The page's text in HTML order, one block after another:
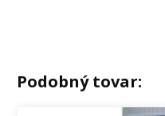
Podobný tovar: